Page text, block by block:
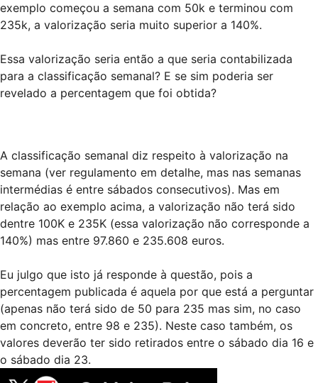
exemplo começou a semana com 50k e terminou com
235k, a valorização seria muito superior a 140%.
Essa valorização seria então a que seria contabilizada
para a classificação semanal? E se sim poderia ser
revelado a percentagem que foi obtida?
A classificação semanal diz respeito à valorização na
semana (ver regulamento em detalhe, mas nas semanas
intermédias é entre sábados consecutivos). Mas em
relação ao exemplo acima, a valorização não terá sido
dentre 100K e 235K (essa valorização não corresponde a
140%) mas entre 97.860 e 235.608 euros.
Eu julgo que isto já responde à questão, pois a
percentagem publicada é aquela por que está a perguntar
(apenas não terá sido de 50 para 235 mas sim, no caso
em concreto, entre 98 e 235). Neste caso também, os
valores deverão ter sido retirados entre o sábado dia 16 e
o sábado dia 23.